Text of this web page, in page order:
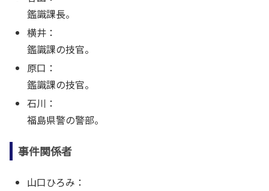
鑑識課長。
横井：
鑑識課の技官。
原口：
鑑識課の技官。
石川：
福島県警の警部。
事件関係者
山口ひろみ：